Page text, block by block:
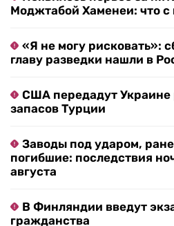
Моджтабой Хаменеи: что с
«Я не могу рисковать»:
главу разведки нашли в
США передадут Украине
запасов Турции
Заводы под ударом,
погибшие: последствия
августа
В Финляндии введут
гражданства